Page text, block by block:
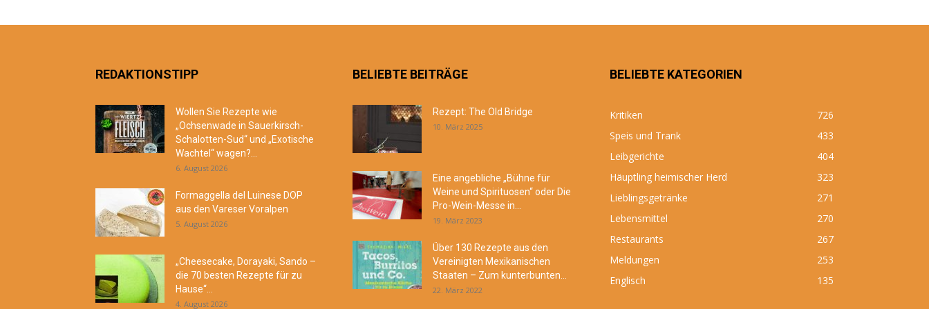
REDAKTIONSTIPP
Wollen Sie Rezepte wie
„Ochsenwade in Sauerkirsch-
Schalotten-Sud“ und „Exotische
Wachtel“ wagen?...
6. August 2026
Formaggella del Luinese DOP
aus den Vareser Voralpen
5. August 2026
„Cheesecake, Dorayaki, Sando –
die 70 besten Rezepte für zu
Hause“...
4. August 2026
BELIEBTE BEITRÄGE
Rezept: The Old Bridge
10. März 2025
Eine angebliche „Bühne für
Weine und Spirituosen“ oder Die
Pro-Wein-Messe in...
19. März 2023
Über 130 Rezepte aus den
Vereinigten Mexikanischen
Staaten – Zum kunterbunten...
22. März 2022
BELIEBTE KATEGORIEN
Kritiken
726
Speis und Trank
433
Leibgerichte
404
Häuptling heimischer Herd
323
Lieblingsgetränke
271
Lebensmittel
270
Restaurants
267
Meldungen
253
Englisch
135